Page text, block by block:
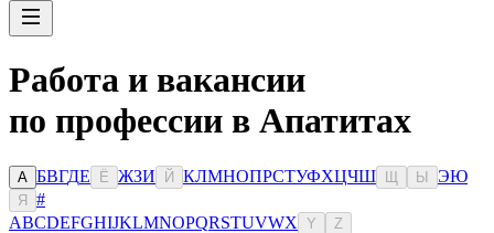
Работа и вакансии
по профессии в Апатитах
А БВГДЕ Ё ЖЗИ Й КЛМНОПРСТУФХЦЧШ Ы ЭЮ
Я
#
ABCDEFGHIJKLMNOPQRSTUVWX Y Z